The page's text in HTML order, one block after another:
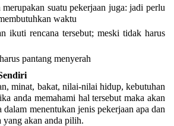
suatu pekerjaan juga: jadi perlu
waktu
ikuti rencana tersebut; meski tidak harus
pantang menyerah
minat, bakat, nilai-nilai hidup, kebutuhan
anda memahami hal tersebut maka akan
menentukan jenis pekerjaan apa dan
yang akan anda pilih.